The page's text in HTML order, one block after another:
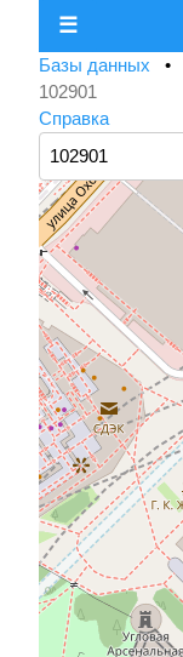
☰
Базы данных •
102901
Справка